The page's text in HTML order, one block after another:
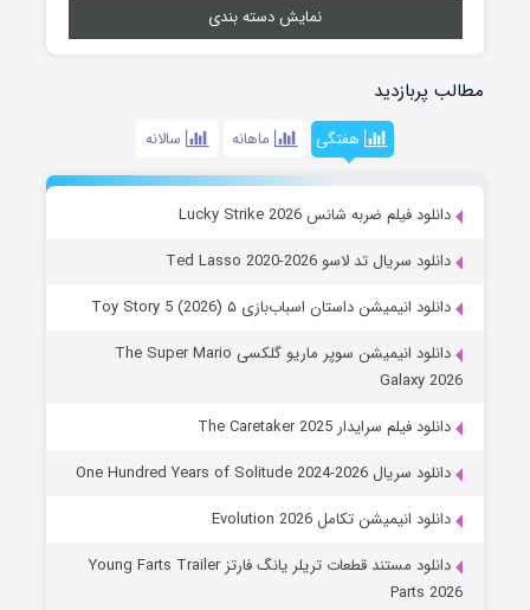
نمایش دسته بندی
مطالب پربازدید
هفتگی ماهانه سالانه
دانلود فیلم ضربه شانس Lucky Strike 2026
دانلود سریال تد لاسو Ted Lasso 2020-2026
دانلود انیمیشن داستان اسباب‌بازی ۵ Toy Story 5 (2026)
دانلود انیمیشن سوپر ماریو گلکسی The Super Mario
Galaxy 2026
دانلود فیلم سرایدار The Caretaker 2025
دانلود سریال One Hundred Years of Solitude 2024-2026
دانلود انیمیشن تکامل Evolution 2026
دانلود مستند قطعات تریلر یانگ فارتز Young Farts Trailer
Parts 2026